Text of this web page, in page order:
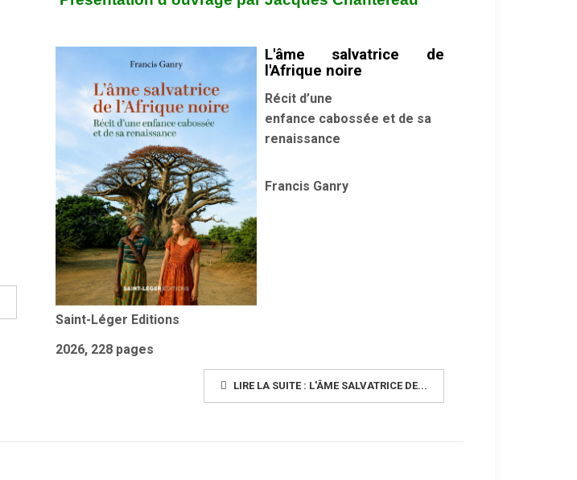
L'âme salvatrice de
l'Afrique noire
Récit d’une
enfance cabossée et de sa
renaissance
Francis Ganry
Saint-Léger Editions
2026, 228 pages
LIRE LA SUITE : L'ÂME SALVATRICE DE...